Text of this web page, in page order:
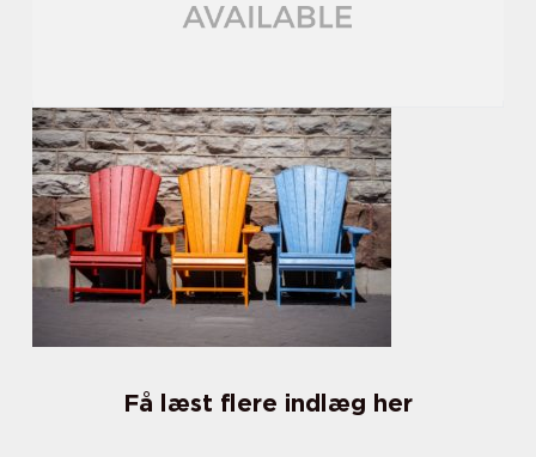
Få læst flere indlæg her